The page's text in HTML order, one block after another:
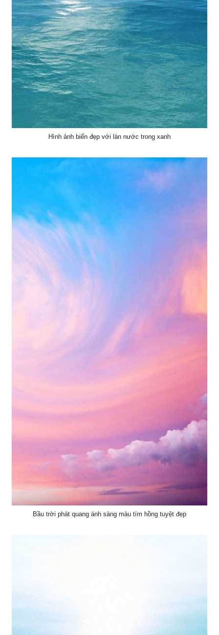
Hình ảnh biển đẹp với làn nước trong xanh
Bầu trời phát quang ánh sàng màu tím hồng tuyệt đẹp